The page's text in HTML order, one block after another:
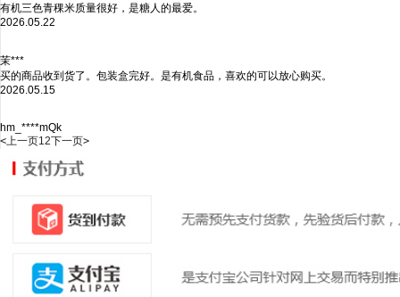
有机三色青稞米质量很好，是糖人的最爱。
2026.05.22
茉***
买的商品收到货了。包装盒完好。是有机食品，喜欢的可以放心购买。
2026.05.15
hm_****mQk
<上一页12下一页>